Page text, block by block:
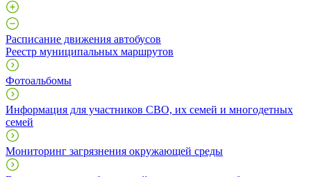
Расписание движения автобусов
Реестр муниципальных маршрутов
Фотоальбомы
Информация для участников СВО, их семей и многодетных
семей
Мониторинг загрязнения окружающей среды